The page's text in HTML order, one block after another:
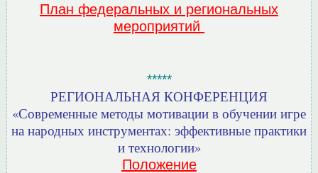
План федеральных и региональных
мероприятий
*****
РЕГИОНАЛЬНАЯ КОНФЕРЕНЦИЯ
«Современные методы мотивации в обучении игре
на народных инструментах: эффективные практики
и технологии»
Положение